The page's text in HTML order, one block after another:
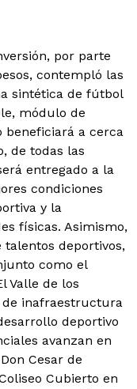
por parte
contempló las
sintética de fútbol
módulo de
beneficiará a cerca
de todas las
entregado a la
condiciones
y la
físicas. Asimismo,
talentos deportivos,
como el
Valle de los
de inafraestructura
deportivo
avanzan en
Cesar de
Cubierto en